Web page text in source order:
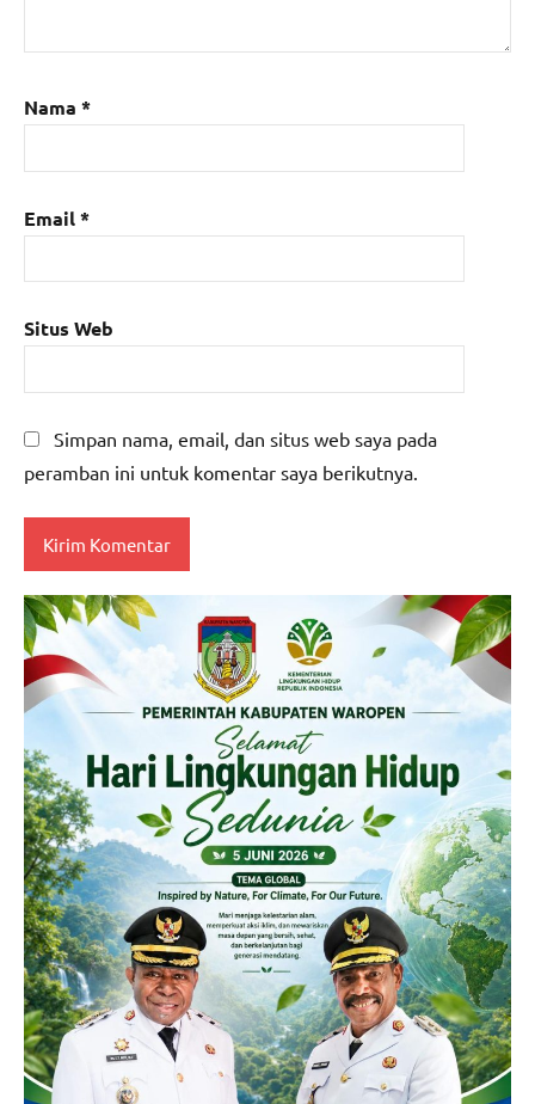
Nama *
Email*
Situs Web
Simpan nama, email, dan situs web saya pada
peramban ini untuk komentar saya berikutnya.